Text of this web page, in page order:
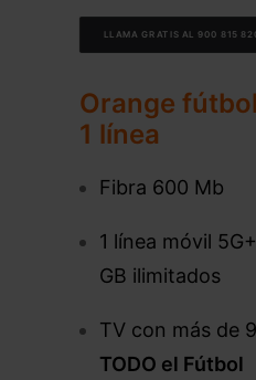
LLAMA GRATIS AL 900 815
Orange
1 línea
Fibra 600 Mb
1 línea móvil
GB ilimitados
TV con más de
TODO el Fútbol